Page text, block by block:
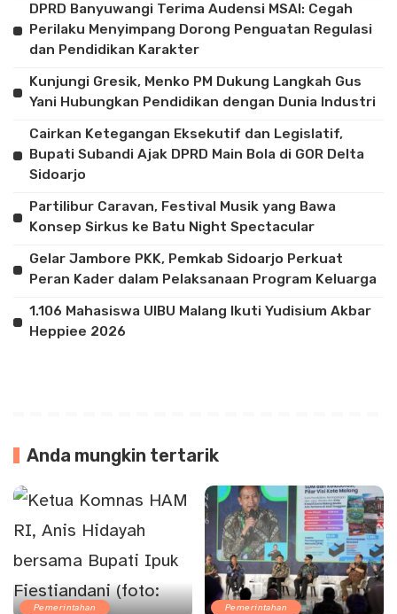
DPRD Banyuwangi Terima Audensi MSAI: Cegah
Perilaku Menyimpang Dorong Penguatan Regulasi
dan Pendidikan Karakter
Kunjungi Gresik, Menko PM Dukung Langkah Gus
Yani Hubungkan Pendidikan dengan Dunia Industri
Cairkan Ketegangan Eksekutif dan Legislatif,
Bupati Subandi Ajak DPRD Main Bola di GOR Delta
Sidoarjo
Partilibur Caravan, Festival Musik yang Bawa
Konsep Sirkus ke Batu Night Spectacular
Gelar Jambore PKK, Pemkab Sidoarjo Perkuat
Peran Kader dalam Pelaksanaan Program Keluarga
1.106 Mahasiswa UIBU Malang Ikuti Yudisium Akbar
Heppiee 2026
Anda mungkin tertarik
Pemerintahan Pemerintahan